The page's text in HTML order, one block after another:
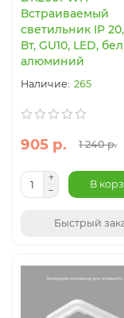
Встраиваемый
светильник IP
Вт, GU10, LED,
алюминий
265
905 р. 1 240 р.
В
Быстрый